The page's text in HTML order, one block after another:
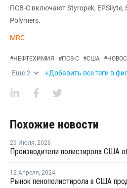
ПСВ-С включают Styropek, EPSilyte,
Polymers.
MRC
#НЕФТЕХИМИЯ #ПСВ-С #США #
Еще2 +Добавить все теги в
Похожие новости
29 Июля, 2026
12 Апреля, 2024